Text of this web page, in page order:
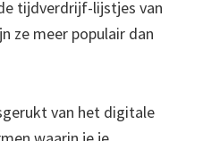
tijdverdrijf-lijstjes van
ze meer populair dan
van het digitale